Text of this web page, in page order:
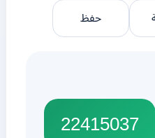
22415037